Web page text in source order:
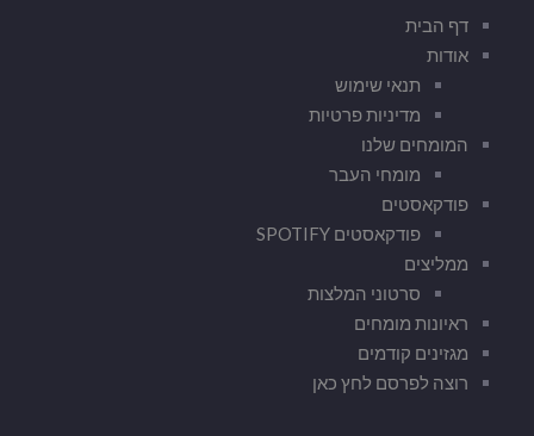
דף הבית
אודות
תנאי שימוש
מדיניות פרטיות
המומחים שלנו
מומחי העבר
פודקאסטים
פודקאסטים SPOTIFY
ממליצים
סרטוני המלצות
ראיונות מומחים
מגזינים קודמים
רוצה לפרסם לחץ כאן